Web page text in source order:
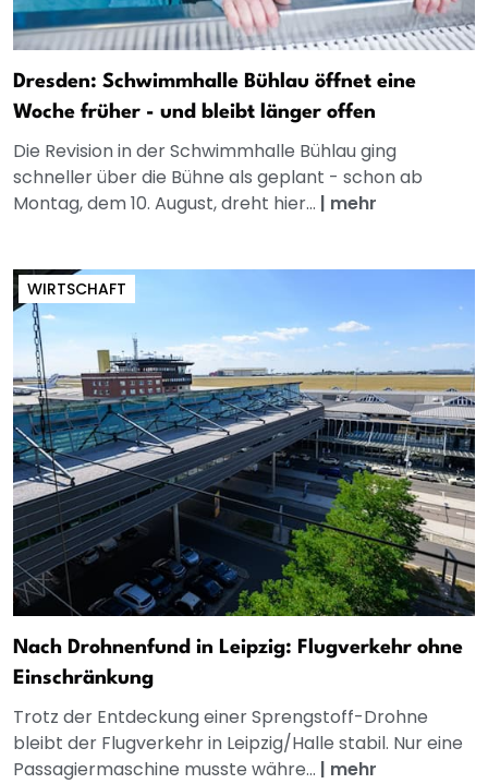
Dresden: Schwimmhalle Bühlau öffnet eine
Woche früher - und bleibt länger offen
Die Revision in der Schwimmhalle Bühlau ging
schneller über die Bühne als geplant - schon ab
Montag, dem 10. August, dreht hier... | mehr
WIRTSCHAFT
Nach Drohnenfund in Leipzig: Flugverkehr ohne
Einschränkung
Trotz der Entdeckung einer Sprengstoff-Drohne
bleibt der Flugverkehr in Leipzig/Halle stabil. Nur eine
Passagiermaschine musste währe... | mehr